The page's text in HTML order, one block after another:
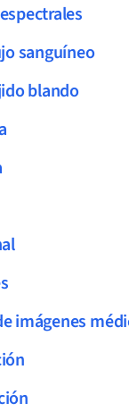
sanguíneo
blando
imágenes